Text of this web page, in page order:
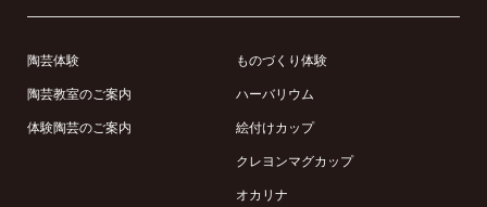
陶芸体験
陶芸教室のご案内
体験陶芸のご案内
ものづくり体験
ハーバリウム
絵付けカップ
クレヨンマグカップ
オカリナ